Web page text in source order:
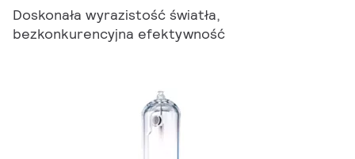
Doskonała wyrazistość światła,
bezkonkurencyjna efektywność